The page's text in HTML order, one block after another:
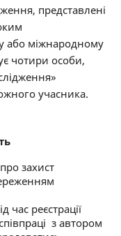
представлені
або міжнародному
чотири особи,
учасника.
захист
час реєстрації
з автором